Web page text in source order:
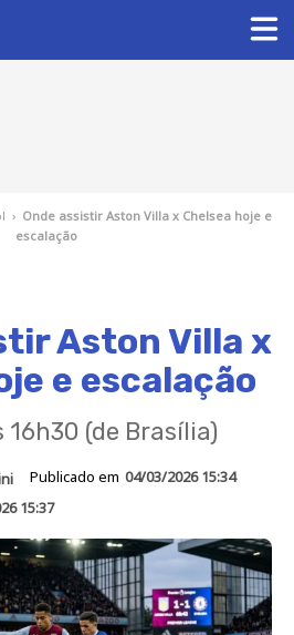
› Onde assistir Aston Villa x Chelsea hoje e
escalação
Aston Villa x
e escalação
(de Brasília)
Publicado em 04/03/2026 15:34
15:37